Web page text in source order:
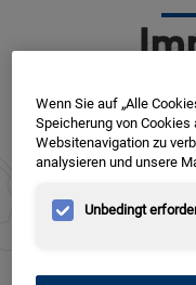
PUR-Sys­tems
49124
Wenn Sie auf „Alle
Speicherung von
Websitenavigation zu
analysieren und unsere
Unbedingt